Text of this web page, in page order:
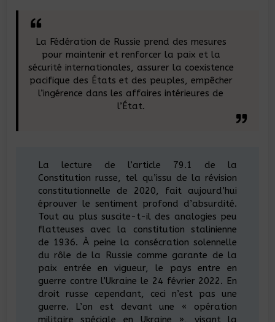
La Fédération de Russie prend des mesures
pour maintenir et renforcer la paix et la
sécurité internationales, assurer la coexistence
pacifique des États et des peuples, empêcher
l’ingérence dans les affaires intérieures de
l’État.
La lecture de l’article 79.1 de la
Constitution russe, tel qu’issu de la révision
constitutionnelle de 2020, fait aujourd’hui
éprouver le sentiment profond d’absurdité.
Tout au plus suscite-t-il des analogies peu
flatteuses avec la constitution stalinienne
de 1936. À peine la consécration solennelle
du rôle de la Russie comme garante de la
paix entrée en vigueur, le pays entre en
guerre contre l’Ukraine le 24 février 2022. En
droit russe cependant, ceci n’est pas une
guerre. L’on est devant une « opération
militaire spéciale en Ukraine », visant la